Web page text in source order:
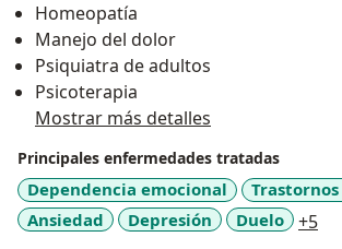
Homeopatía
Manejo del dolor
Psiquiatra de adultos
Psicoterapia
Mostrar más detalles
Principales enfermedades tratadas
Dependencia emocional
Ansiedad
Depresión Duelo +5